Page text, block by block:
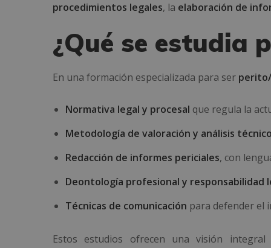
procedimientos legales, la elaboración de
¿Qué se estudia
En una formación especializada para ser
Normativa legal y procesal que regula la
Metodología de valoración y análisis técnico
Redacción de informes periciales, con
Deontología profesional y responsabilidad
Técnicas de comunicación para defender el
Estos estudios ofrecen una visión